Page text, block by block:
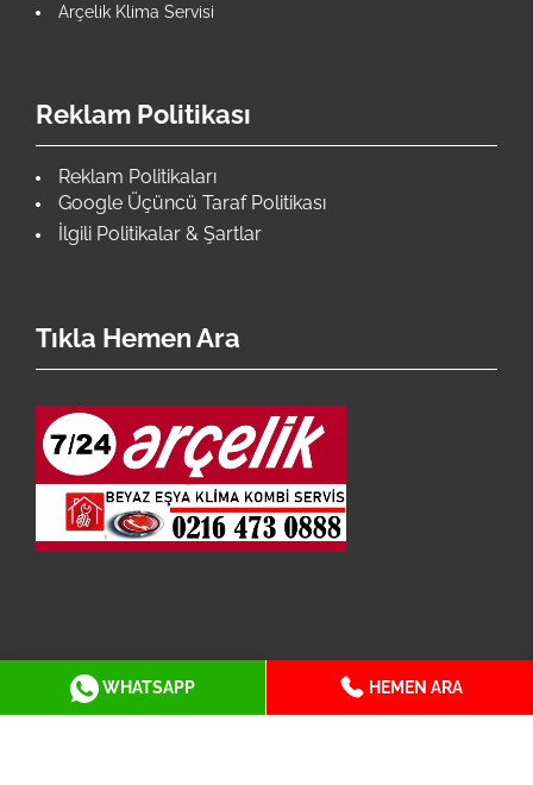
WHATSAPP HEMEN ARA
Arçelik Klima Servisi
Reklam Politikası
Reklam Politikaları
Google Üçüncü Taraf Politikası
İlgili Politikalar & Şartlar
Tıkla Hemen Ara